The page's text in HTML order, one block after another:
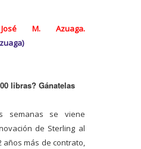
M. Azuaga.
libras? Gánatelas
semanas se viene
de Sterling al
años más de contrato,